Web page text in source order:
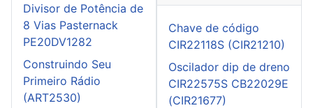
Divisor de Potência de
8 Vias Pasternack
PE20DV1282
Construindo Seu
Primeiro Rádio
(ART2530)
Chave de código
CIR22118S (CIR21210)
Oscilador dip de dreno
CIR22575S CB22029E
(CIR21677)